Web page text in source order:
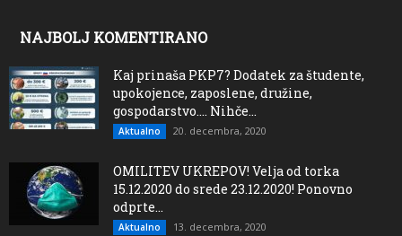
NAJBOLJ KOMENTIRANO
Kaj prinaša PKP7? Dodatek za študente,
upokojence, zaposlene, družine,
gospodarstvo…. Nihče...
Aktualno 20. decembra, 2020
OMILITEV UKREPOV! Velja od torka
15.12.2020 do srede 23.12.2020! Ponovno
odprte...
Aktualno 13. decembra, 2020